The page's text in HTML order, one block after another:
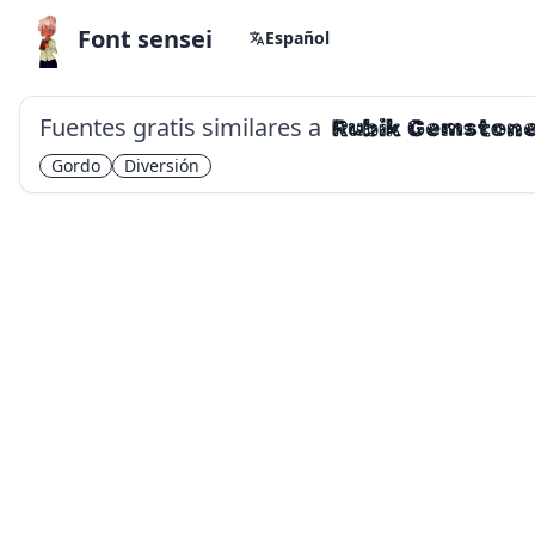
Font sensei Español
Fuentes gratis similares a Rubik
Gordo Diversión